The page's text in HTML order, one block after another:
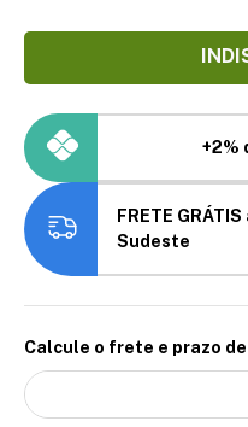
+2%
FRETE
Sudeste
Calcule o frete e prazo